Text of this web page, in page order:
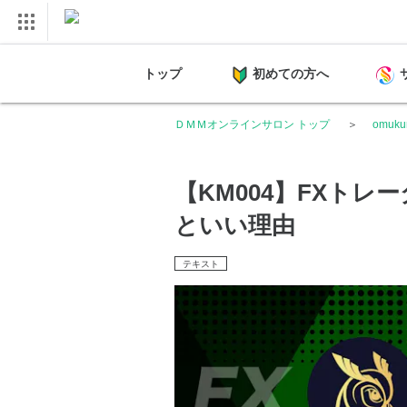
トップ 初めての方へ
ＤＭＭオンラインサロン トップ
【KM004】FXトレ
といい理由
テキスト